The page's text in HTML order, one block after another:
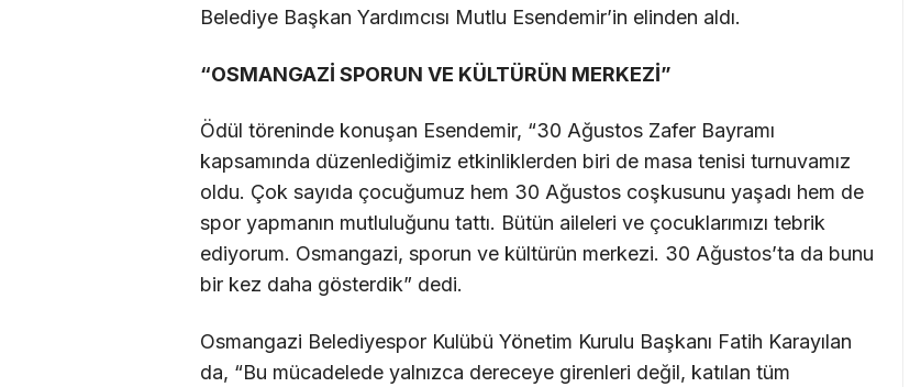
Belediye Başkan Yardımcısı Mutlu Esendemir’in elinden aldı.
“OSMANGAZİ SPORUN VE KÜLTÜRÜN MERKEZİ”
Ödül töreninde konuşan Esendemir, “30 Ağustos Zafer Bayramı
kapsamında düzenlediğimiz etkinliklerden biri de masa tenisi turnuvamız
oldu. Çok sayıda çocuğumuz hem 30 Ağustos coşkusunu yaşadı hem de
spor yapmanın mutluluğunu tattı. Bütün aileleri ve çocuklarımızı tebrik
ediyorum. Osmangazi, sporun ve kültürün merkezi. 30 Ağustos’ta da bunu
bir kez daha gösterdik” dedi.
Osmangazi Belediyespor Kulübü Yönetim Kurulu Başkanı Fatih Karayılan
da, “Bu mücadelede yalnızca dereceye girenleri değil, katılan tüm